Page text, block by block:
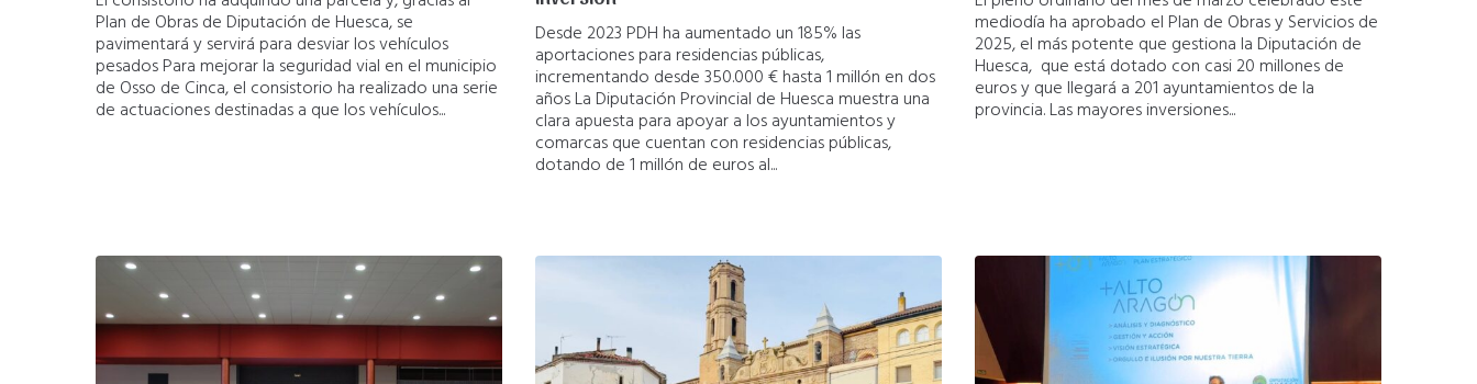
Plan de Obras de Diputación de Huesca, se
pavimentará y servirá para desviar los vehículos
pesados Para mejorar la seguridad vial en el municipio
de Osso de Cinca, el consistorio ha realizado una serie
de actuaciones destinadas a que los vehículos...
Desde 2023 PDH ha aumentado un 185% las
aportaciones para residencias públicas,
incrementando desde 350.000 € hasta 1 millón en dos
años La Diputación Provincial de Huesca muestra una
clara apuesta para apoyar a los ayuntamientos y
comarcas que cuentan con residencias públicas,
dotando de 1 millón de euros al...
mediodía ha aprobado el Plan de Obras y Servicios de
2025, el más potente que gestiona la Diputación de
Huesca, que está dotado con casi 20 millones de
euros y que llegará a 201 ayuntamientos de la
provincia. Las mayores inversiones...